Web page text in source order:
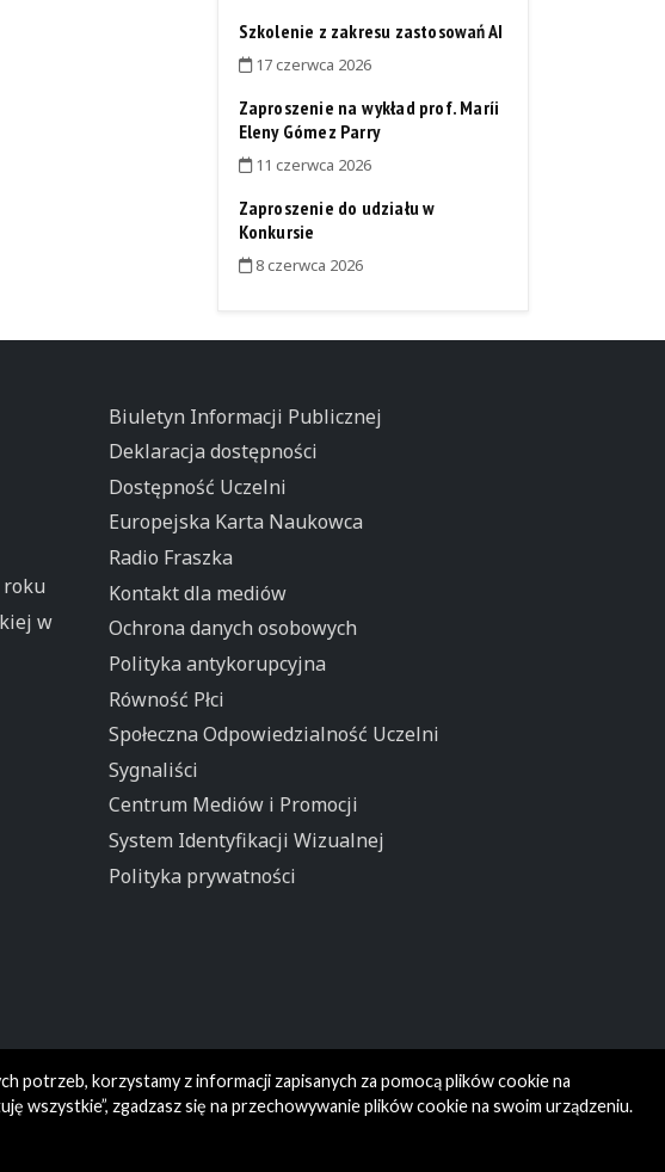
Szkolenie z zakresu zastosowań AI
17 czerwca 2026
Zaproszenie na wykład prof. Maríi
Eleny Gómez Parry
11 czerwca 2026
Zaproszenie do udziału w
Konkursie
8 czerwca 2026
roku
w
Biuletyn Informacji Publicznej
Deklaracja dostępności
Dostępność Uczelni
Europejska Karta Naukowca
Radio Fraszka
Kontakt dla mediów
Ochrona danych osobowych
Polityka antykorupcyjna
Równość Płci
Społeczna Odpowiedzialność Uczelni
Sygnaliści
Centrum Mediów i Promocji
System Identyfikacji Wizualnej
Polityka prywatności
potrzeb, korzystamy z informacji zapisanych za pomocą plików cookie na
zgadzasz się na przechowywanie plików cookie na swoim urządzeniu.